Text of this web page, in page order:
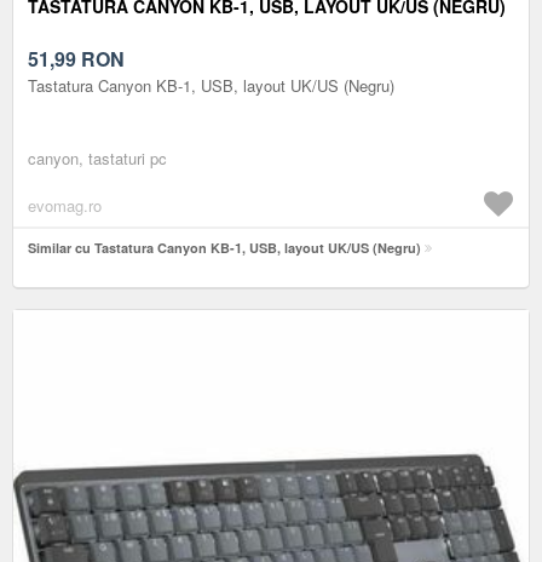
TASTATURA CANYON KB-1, USB, LAYOUT UK/US (NEGRU)
51,99 RON
Tastatura Canyon KB-1, USB, layout UK/US (Negru)
canyon, tastaturi pc
evomag.ro
Similar cu Tastatura Canyon KB-1, USB, layout UK/US (Negru)